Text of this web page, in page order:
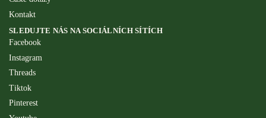
Kontakt
SLEDUJTE NÁS NA SOCIÁLNÍCH SÍTÍCH
Facebook
Instagram
Threads
Tiktok
Pinterest